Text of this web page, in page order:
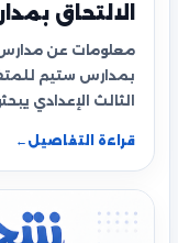
الالتحاق
معلومات عن مدارس
الثالث الإعدادي
قراءة التفاصيل ←